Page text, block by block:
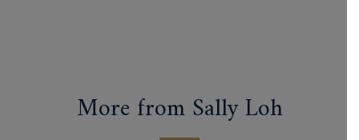
More from Sally Loh